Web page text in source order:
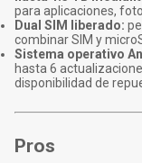
para aplicaciones,
Dual SIM liberado:
combinar SIM y
Sistema operativo
hasta 6
disponibilidad de
Pros